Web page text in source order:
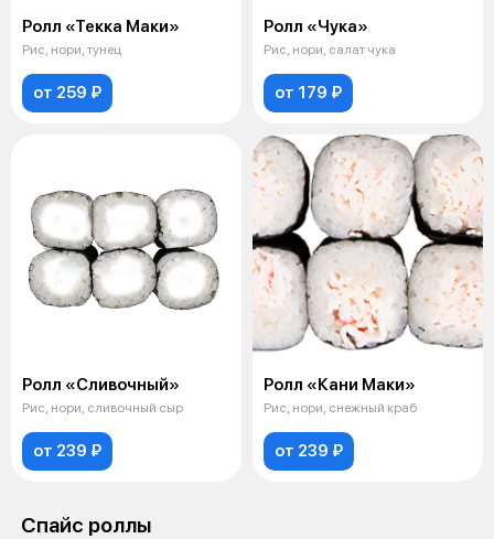
Ролл «Текка Маки»
Рис, нори, тунец
от 259 ₽
Ролл «Чука»
Рис, нори, салат чука
от 179 ₽
Ролл «Сливочный»
Рис, нори, сливочный сыр
от 239 ₽
Ролл «Кани Маки»
Рис, нори, снежный краб
от 239 ₽
Спайс роллы